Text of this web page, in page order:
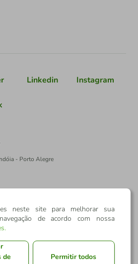
Linkedin Instagram
- Porto Alegre
neste site para melhorar sua
de acordo com nossa
.
de
Permitir todos